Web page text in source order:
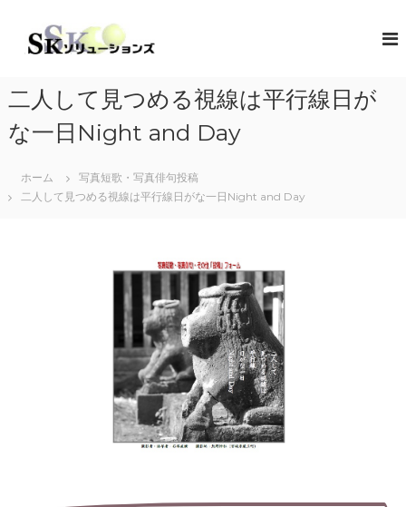
へ
キ
リ
ュ
ー
ョ
ン
の
コ
ン
セ
タ
ー
（
ー
ョ
ン
・
コ
ラ
ボ
レ
ー
タ
ー
め
二人して見つめる視線は平行線日が
な一日Night and Day
ホーム
写真短歌・写真俳句投稿
二人して見つめる視線は平行線日がな一日Night and Day